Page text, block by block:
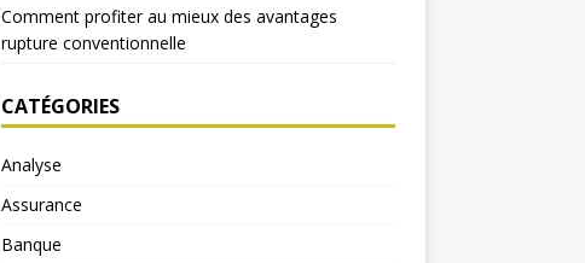
Comment profiter au mieux des avantages
rupture conventionnelle
CATÉGORIES
Analyse
Assurance
Banque